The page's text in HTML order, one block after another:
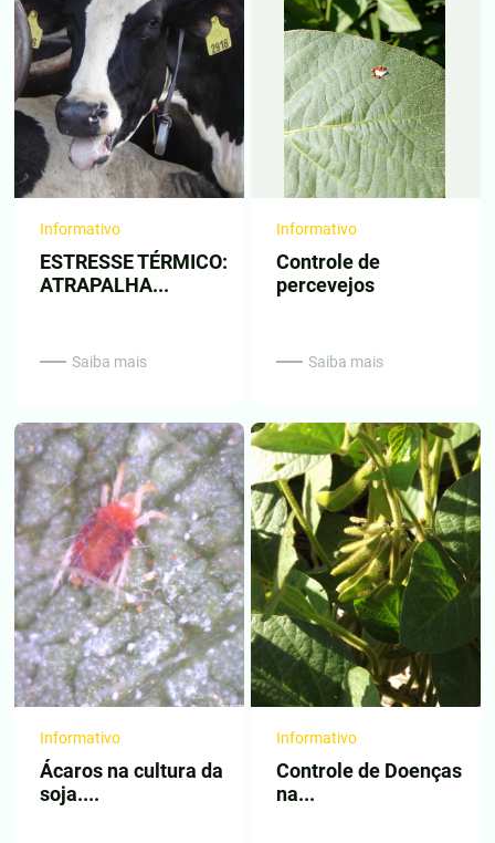
Informativo
ESTRESSE TÉRMICO:
ATRAPALHA...
Saiba mais
Informativo
Controle de
percevejos
Saiba mais
Informativo
Ácaros na cultura da
soja....
Informativo
Controle de Doenças
na...